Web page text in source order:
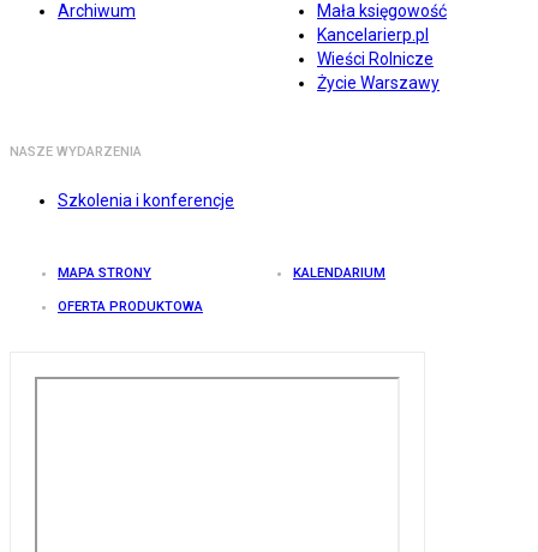
Archiwum
Mała księgowość
Kancelarierp.pl
Wieści Rolnicze
Życie Warszawy
NASZE WYDARZENIA
Szkolenia i konferencje
MAPA STRONY KALENDARIUM
OFERTA PRODUKTOWA